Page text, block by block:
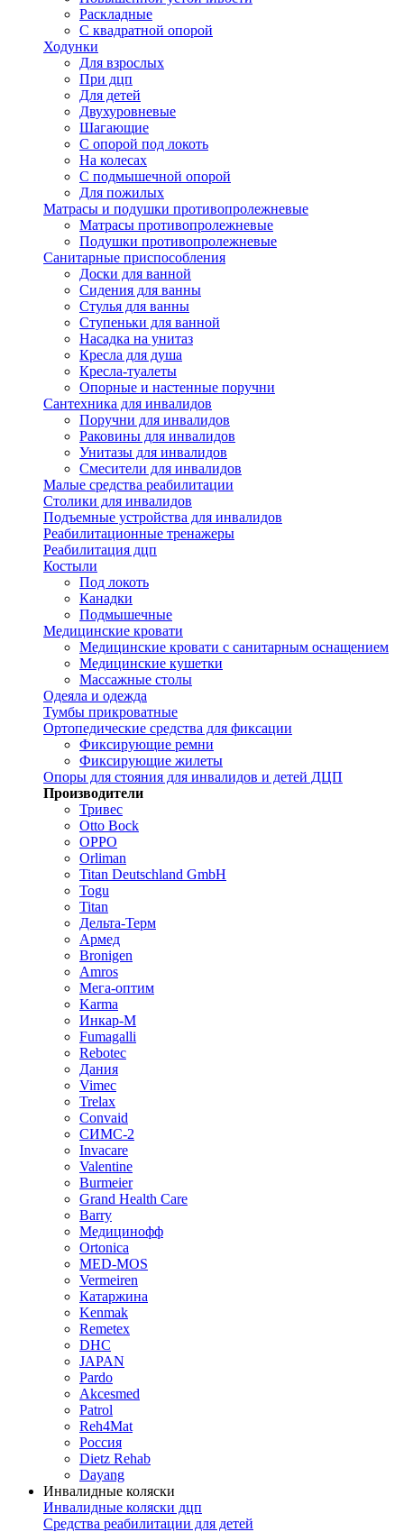
Раскладные
С квадратной опорой
Ходунки
Для взрослых
При дцп
Для детей
Двухуровневые
Шагающие
С опорой под локоть
На колесах
С подмышечной опорой
Для пожилых
Матрасы и подушки противопролежневые
Матрасы противопролежневые
Подушки противопролежневые
Санитарные приспособления
Доски для ванной
Сидения для ванны
Стулья для ванны
Ступеньки для ванной
Насадка на унитаз
Кресла для душа
Кресла-туалеты
Опорные и настенные поручни
Сантехника для инвалидов
Поручни для инвалидов
Раковины для инвалидов
Унитазы для инвалидов
Смесители для инвалидов
Малые средства реабилитации
Столики для инвалидов
Подъемные устройства для инвалидов
Реабилитационные тренажеры
Реабилитация дцп
Костыли
Под локоть
Канадки
Подмышечные
Медицинские кровати
Медицинские кровати с санитарным оснащением
Медицинские кушетки
Массажные столы
Одеяла и одежда
Тумбы прикроватные
Ортопедические средства для фиксации
Фиксирующие ремни
Фиксирующие жилеты
Опоры для стояния для инвалидов и детей ДЦП
Производители
Тривес
Otto Bock
OPPO
Orliman
Titan Deutschland GmbH
Togu
Titan
Дельта-Терм
Армед
Bronigen
Amros
Мега-оптим
Karma
Инкар-М
Fumagalli
Rebotec
Дания
Vimec
Trelax
Convaid
СИМС-2
Invacare
Valentine
Burmeier
Grand Health Care
Barry
Медицинофф
Ortonica
MED-MOS
Vermeiren
Катаржина
Kenmak
Remetex
DHC
JAPAN
Pardo
Akcesmed
Patrol
Reh4Mat
Россия
Dietz Rehab
Dayang
Инвалидные коляски
Инвалидные коляски дцп
Средства реабилитации для детей